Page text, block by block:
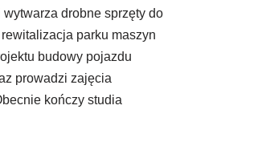
drobne sprzęty do
parku maszyn
budowy pojazdu
prowadzi zajęcia
kończy studia